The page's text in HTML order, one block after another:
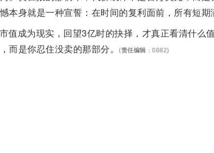
本身就是一种宣誓：在时间的复利面前，所有短期
值成为现实，回望3亿时的抉择，才真正看清什么
而是你忍住没卖的那部分。
(责任编辑 ：0882)